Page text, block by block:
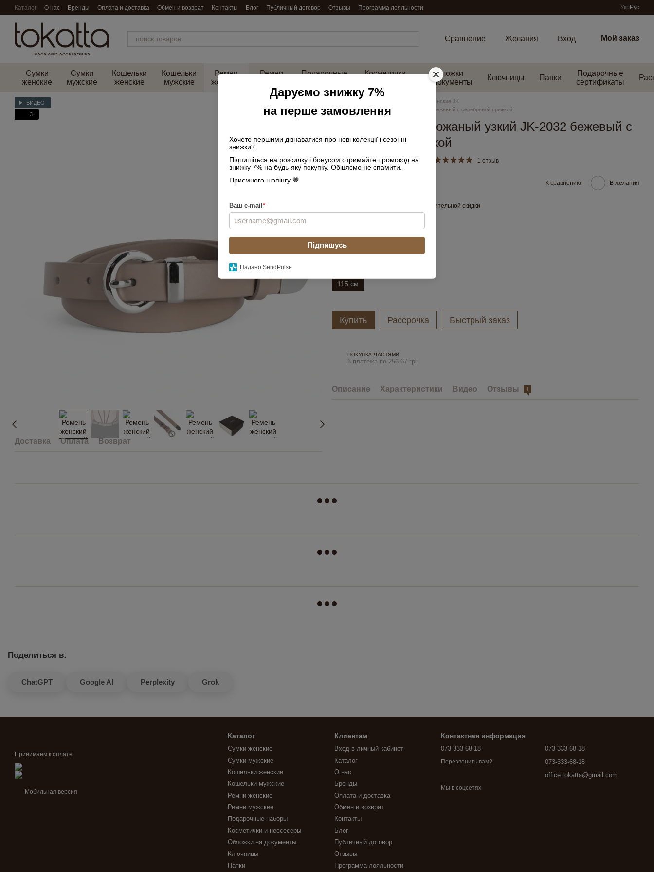
Перейти к основному контенту
Даруємо знижку 7%
на перше замовлення
Хочете першими дізнаватися про нові колекції і сезонні
знижки?
Підпишіться на розсилку і бонусом отримайте промокод на
знижку 7% на будь-яку покупку. Обіцяємо не спамити.
Приємного шопінгу 🤎
Ваш e-mail *
Підпишусь
Надано SendPulse
Каталог О нас Бренды Оплата и доставка Обмен и возврат Контакты Блог Публичный договор Отзывы Программа лояльности Укр Рус
Сравнение Желания Вход Мой заказ
Сумки
женские
Сумки
мужские
Кошельки
женские
Кошельки
мужские
Ремни
женские
Ремни
Подарочные
Косметички
Обложки
на документы
Ключницы Папки
Подарочные
сертификаты
ВИДЕО
3
Доставка Оплата Возврат
Ремни женские JK
Ремень женский кожаный узкий JK-2032 бежевый с серебряной пряжкой
Ремень женский кожаный узкий JK-2032 бежевый с
серебряной пряжкой
В наличии Артикул: 2859882557 1 отзыв
К сравнению В желания
для отображения накопительной скидки
115 см
Купить Рассрочка Быстрый заказ
ПОКУПКА ЧАСТЯМИ
3 платежа по 256.67 грн
Описание Характеристики Видео Отзывы 1
Поделиться в:
ChatGPT Google AI Perplexity Grok
Принимаем к оплате
Мобильная версия
Каталог
Сумки женские
Сумки мужские
Кошельки женские
Кошельки мужские
Ремни женские
Ремни мужские
Подарочные наборы
Косметички и нессесеры
Обложки на документы
Ключницы
Папки
Клиентам
Вход в личный кабинет
Каталог
О нас
Бренды
Оплата и доставка
Обмен и возврат
Контакты
Блог
Публичный договор
Отзывы
Программа лояльности
Контактная информация
073-333-68-18
Перезвонить вам?
073-333-68-18
073-333-68-18
office.tokatta@gmail.com
Мы в соцсетях